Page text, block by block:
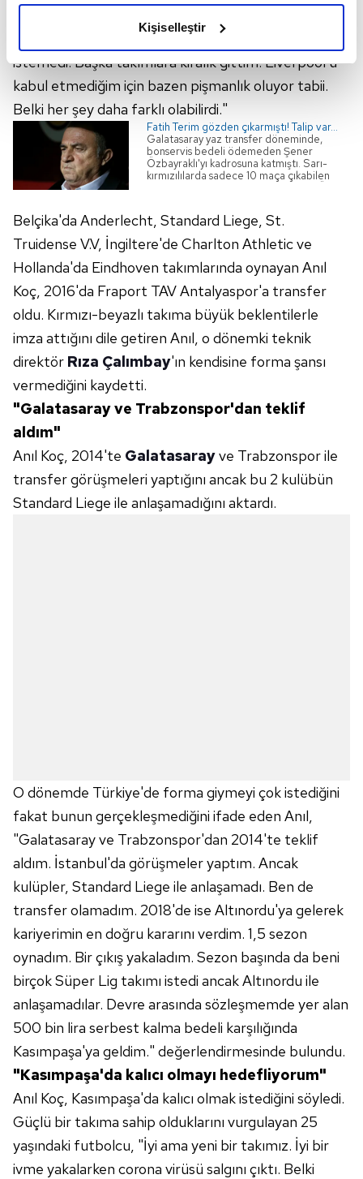
elimizden gelen çabayı gösterdiğimizi ve bu noktada,
kalemimiz olduğunu sizlere hatırlatmak isteriz.
Her halükârda, kullanıcılar, bu çerezlere izin vermedikleri
takdirde, kullanıcılara hedefli reklamlar
gösterilmeyecektir."
Sizlere daha iyi bir hizmet sunabilmek için İnternet
Sitemizde kendimize ve üçüncü kişilere ait çerezler
kullanılmaktadır. Bu çerezler vasıtasıyla çeşitli kişisel
verileriniz işlenmekte olup gerekli olan çerezler bilgi
toplumu hizmetlerinin sunulması amacıyla
kullanılmaktadır. Diğer çerezler, sitemizin daha işlevsel
kılınması ve kişiselleştirilmesi ve sizlere yönelik
reklam/pazarlama faaliyetlerinin yapılması, amaçlarıyla
sınırlı olarak açık rızanız dahilinde kullanılacaktır.
Çerezlere ilişkin tercihlerinizi aşağıda yer alan panel
vasıtasıyla belirleyebilirsiniz. Çerezlere ilişkin detaylı bilgi
için Ayarlar butonuna tıklayabilir,
6698 sayılı Kişisel Verilerin Korunması Kanunu uyarınca
hazırlanmış Aydınlatma Metnimizi okumak ve sitemizde
Kişiselleştir
değişikliği oldu. Problem yaşadım. Hoca beni
istemedi. Başka takımlara kiralık gittim. Liverpool'u
kabul etmediğim için bazen pişmanlık oluyor tabii.
Belki her şey daha farklı olabilirdi."
Fatih Terim gözden çıkarmıştı! Talip var...
Galatasaray yaz transfer döneminde,
bonservis bedeli ödemeden Şener
Özbayraklı'yı kadrosuna katmıştı. Sarı-
kırmızılılarda sadece 10 maça çıkabilen
Kasımpaşa'nın talip olduğu belirtildi.
Belçika'da Anderlecht, Standard Liege, St.
Truidense V.V, İngiltere'de Charlton Athletic ve
Hollanda'da Eindhoven takımlarında oynayan Anıl
Koç, 2016'da Fraport TAV Antalyaspor'a transfer
oldu. Kırmızı-beyazlı takıma büyük beklentilerle
imza attığını dile getiren Anıl, o dönemki teknik
direktör Rıza Çalımbay'ın kendisine forma şansı
vermediğini kaydetti.
"Galatasaray ve Trabzonspor'dan teklif
aldım"
Anıl Koç, 2014'te Galatasarayve Trabzonspor ile
transfer görüşmeleri yaptığını ancak bu 2 kulübün
Standard Liege ile anlaşamadığını aktardı.
O dönemde Türkiye'de forma giymeyi çok istediğini
fakat bunun gerçekleşmediğini ifade eden Anıl,
"Galatasaray ve Trabzonspor'dan 2014'te teklif
aldım. İstanbul'da görüşmeler yaptım. Ancak
kulüpler, Standard Liege ile anlaşamadı. Ben de
transfer olamadım. 2018'de ise Altınordu'ya gelerek
kariyerimin en doğru kararını verdim. 1,5 sezon
oynadım. Bir çıkış yakaladım. Sezon başında da beni
birçok Süper Lig takımı istedi ancak Altınordu ile
anlaşamadılar. Devre arasında sözleşmemde yer alan
500 bin lira serbest kalma bedeli karşılığında
Kasımpaşa'ya geldim." değerlendirmesinde bulundu.
"Kasımpaşa'da kalıcı olmayı hedefliyorum"
Anıl Koç, Kasımpaşa'da kalıcı olmak istediğini söyledi.
Güçlü bir takıma sahip olduklarını vurgulayan 25
yaşındaki futbolcu, "İyi ama yeni bir takımız. İyi bir
ivme yakalarken corona virüsü salgını çıktı. Belki